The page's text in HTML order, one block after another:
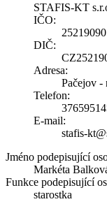
STAFIS-KT
IČO:
25219090
DIČ:
Adresa:
Pačejov -
Telefon:
E-mail:
stafis-
Jméno podepisující
Markéta
Funkce podepisující
starostka